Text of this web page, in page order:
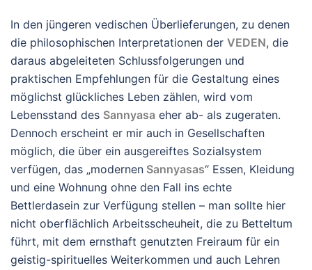
In den jüngeren vedischen Überlieferungen, zu denen
die philosophischen Interpretationen der VEDEN, die
daraus abgeleiteten Schlussfolgerungen und
praktischen Empfehlungen für die Gestaltung eines
möglichst glückliches Leben zählen, wird vom
Lebensstand des Sannyasa eher ab- als zugeraten.
Dennoch erscheint er mir auch in Gesellschaften
möglich, die über ein ausgereiftes Sozialsystem
verfügen, das „modernen Sannyasas“ Essen, Kleidung
und eine Wohnung ohne den Fall ins echte
Bettlerdasein zur Verfügung stellen – man sollte hier
nicht oberflächlich Arbeitsscheuheit, die zu Betteltum
führt, mit dem ernsthaft genutzten Freiraum für ein
geistig-spirituelles Weiterkommen und auch Lehren